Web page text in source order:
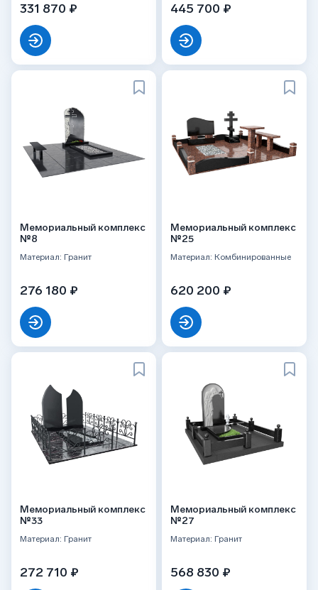
331 870 ₽ 445 700 ₽
Мемориальный комплекс
№8
Материал: Гранит
276 180 ₽
Мемориальный комплекс
№25
Материал: Комбинированные
620 200 ₽
Мемориальный комплекс
№33
Материал: Гранит
272 710 ₽
Мемориальный комплекс
№27
Материал: Гранит
568 830 ₽